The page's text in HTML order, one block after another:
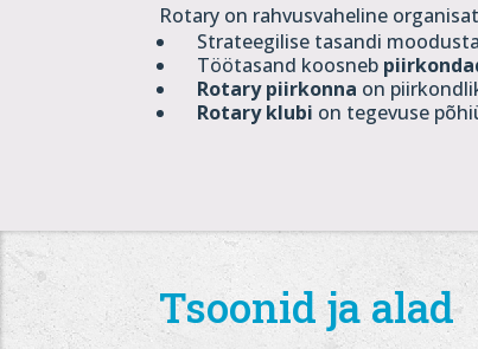
Rotary on rahvusvaheline
Strateegilise tasandi
Töötasand koosneb
Rotary piirkonna on
Rotary klubi on tegevuse
Tsoonid ja alad